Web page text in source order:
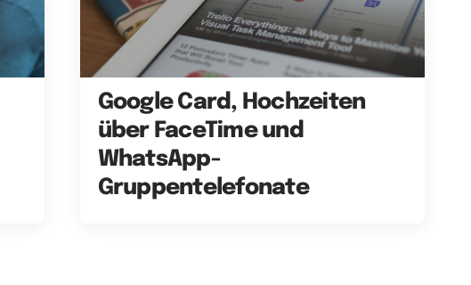
Google Card, Hochzeiten
über FaceTime und
WhatsApp-
Gruppentelefonate